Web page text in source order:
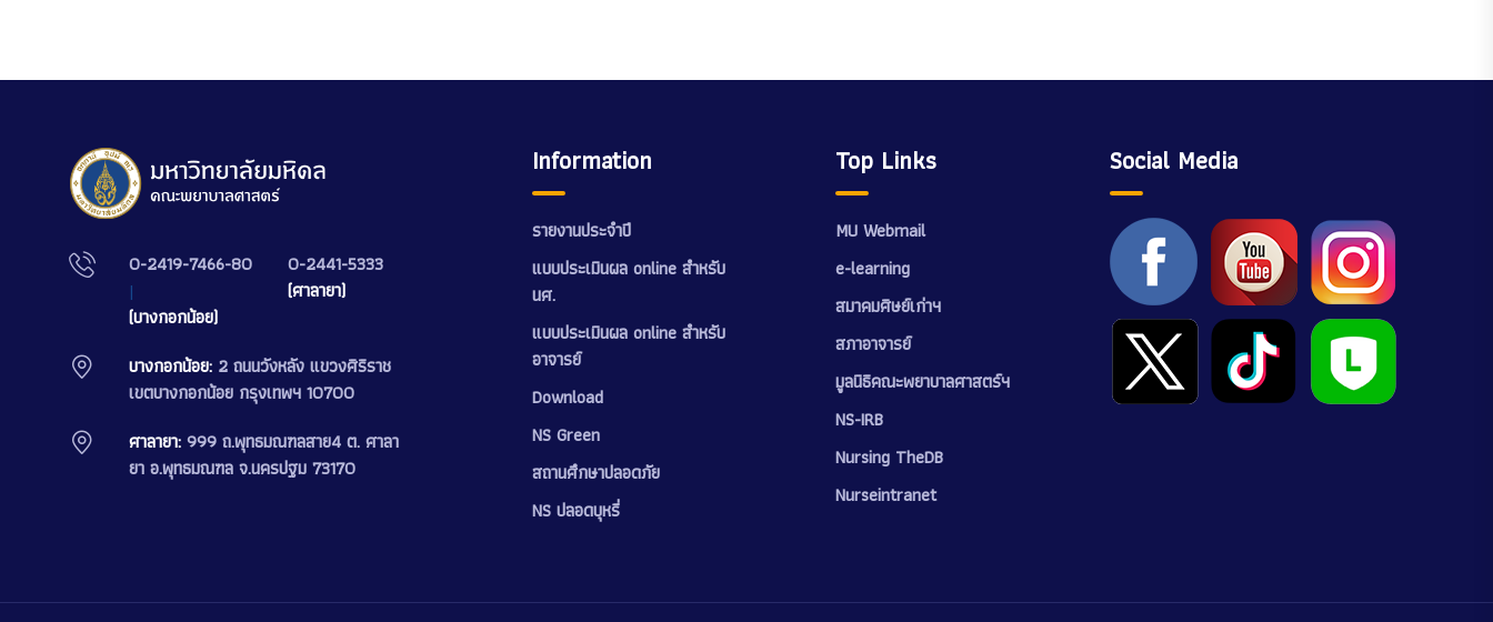
0-2419-7466-80
|
(บางกอกน้อย)
0-2441-5333
(ศาลายา)
บางกอกน้อย: 2 ถนนวังหลัง แขวงศิริราช
เขตบางกอกน้อย กรุงเทพฯ 10700
ศาลายา: 999 ถ.พุทธมณฑลสาย4 ต. ศาลา
ยา อ.พุทธมณฑล จ.นครปฐม 73170
Information
รายงานประจำปี
แบบประเมินผล online สำหรับ
นศ.
แบบประเมินผล online สำหรับ
อาจารย์
Download
NS Green
สถานศึกษาปลอดภัย
NS ปลอดบุหรี่
Top Links
MU Webmail
e-learning
สมาคมศิษย์เก่าฯ
สภาอาจารย์
มูลนิธิคณะพยาบาลศาสตร์ฯ
NS-IRB
Nursing TheDB
Nurseintranet
Social Media